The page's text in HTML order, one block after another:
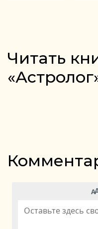
Читать